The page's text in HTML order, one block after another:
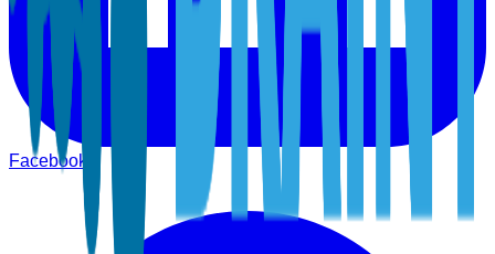
Facebook